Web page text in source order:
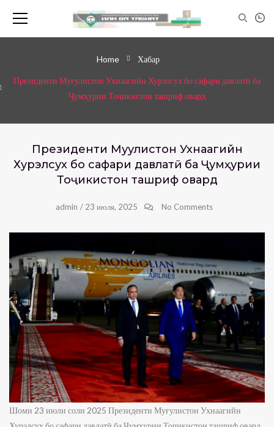
Home Хабар
Президенти Муғулистон Ухнаагийн Хурэлсух бо сафари давлатӣ ба
Ҷумҳурии Тоҷикистон ташриф овард
Президенти Муғулистон Ухнаагийн
Хурэлсух бо сафари давлатӣ ба Ҷумҳурии
Тоҷикистон ташриф овард
admin / 23 июля, 2025 No Comments
Шоми 23 июли соли 2025 Президенти Муғулистон Ухнаагийн